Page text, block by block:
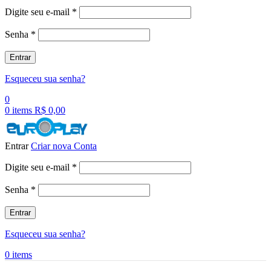
Digite seu e-mail *
Senha *
Entrar
Esqueceu sua senha?
0
0 items R$ 0,00
EntrarCriar nova Conta
Digite seu e-mail *
Senha *
Entrar
Esqueceu sua senha?
0 items